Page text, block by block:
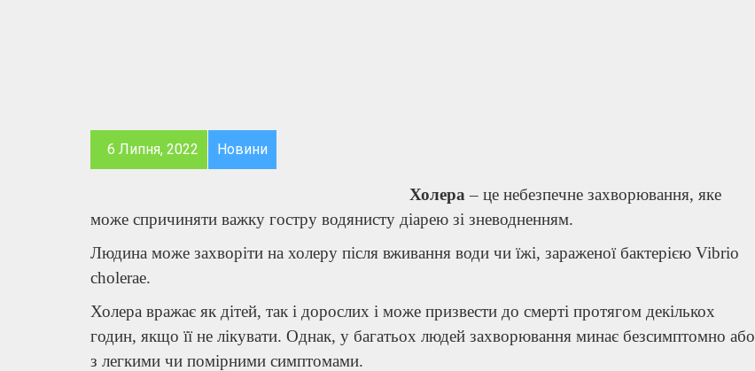
6 Липня, 2022 Новини
Холера – це небезпечне захворювання, яке
може спричиняти важку гостру водянисту діарею зі зневодненням.
Людина може захворіти на холеру після вживання води чи їжі, зараженої бактерією Vibrio
cholerae.
Холера вражає як дітей, так і дорослих і може призвести до смерті протягом декількох
годин, якщо її не лікувати. Однак, у багатьох людей захворювання минає безсимптомно або
з легкими чи помірними симптомами.